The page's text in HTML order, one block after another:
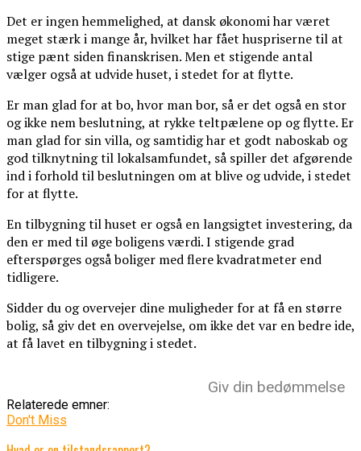
Det er ingen hemmelighed, at dansk økonomi har været
meget stærk i mange år, hvilket har fået huspriserne til at
stige pænt siden finanskrisen. Men et stigende antal
vælger også at udvide huset, i stedet for at flytte.
Er man glad for at bo, hvor man bor, så er det også en stor
og ikke nem beslutning, at rykke teltpælene op og flytte. Er
man glad for sin villa, og samtidig har et godt naboskab og
god tilknytning til lokalsamfundet, så spiller det afgørende
ind i forhold til beslutningen om at blive og udvide, i stedet
for at flytte.
En tilbygning til huset er også en langsigtet investering, da
den er med til øge boligens værdi. I stigende grad
efterspørges også boliger med flere kvadratmeter end
tidligere.
Sidder du og overvejer dine muligheder for at få en større
bolig, så giv det en overvejelse, om ikke det var en bedre ide,
at få lavet en tilbygning i stedet.
Giv din bedømmelse
Relaterede emner:
Don't Miss